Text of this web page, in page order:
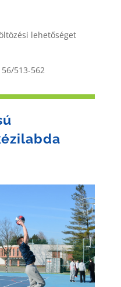
lehetőséget
513-562